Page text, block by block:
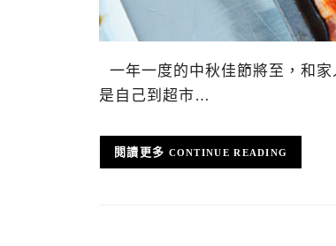
一年一度的中秋佳節將至，和
是自己到超市…
CONTINUE READING